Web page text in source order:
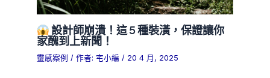
設計師崩潰！這 5 種裝潢，保證讓你
家醜到上新聞！
靈感案例 / 作者: 宅小編 / 20 4 月, 2025